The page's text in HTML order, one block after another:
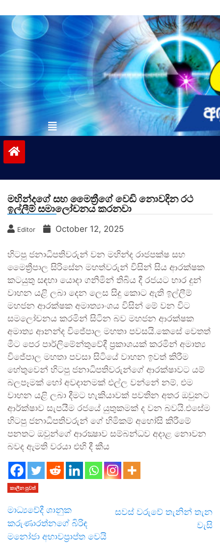
to
contentvinivida.lk
මහින්දගේ සහ මෛත්‍රීගේ වෙඩි නොවදින රථ
ඉල්ලීම් සමාලෝචනය කරනවා
Editor October 12, 2025
හිටපු ජනාධිපතිවරුන් වන මහින්ද රාජපක්ෂ සහ
මෛත්‍රීපාල සිරිසේන මහත්වරුන් විසින් සිය ආරක්ෂක
කටයුතු සඳහා යොදා ගනිමින් තිබිය දී රජයට භාර දුන්
වාහන යළි ලබා දෙන ලෙස සිදු කොට ඇති ඉල්ලීම්
මහජන ආරක්ෂක අමාත්‍යාංශය විසින් මේ වන විට
සමලෝචනය කරමින් සිටින බව මහජන ආරක්ෂක
අමාත්‍ය ආනන්ද විජේපාල මහතා පවසයි.කෙසේ වෙතත්
මීට පෙර පාර්ලිමේන්තුවේදී ප්‍රකාශයක් කරමින් අමාත්‍ය
විජේපාල මහතා පවසා සිටියේ වාහන ඉවත් කිරීම
හේතුවෙන් හිටපු ජනාධිපතිවරුන්ගේ ආරක්ෂාවට යම්
බලපෑමක් හෝ අවදානමක් එල්ල වන්නේ නම්, එම
වාහන යළි ලබා දීමට හැකියාවක් පවතින අතර ඔවුනට
ආර්ක්ෂාව සැපයීම රජයේ යුතුකමක් ද වන බවයි.එසේම
හිටපු ජනාධිපතිවරුන් ගේ හිමිකම් අහෝසි කිරීමේ
පනතට ඔවුන්ගේ ආරක්‍ෂාව සම්බන්ධව අදාළ නොවන
බවද ඇමති වරයා එහි දී කීය
කාලීන පුවත්
මාධ්‍යවේදී ශානුක
කරුණාරත්නගේ බිරිඳ
මනෝජා අභාවප්‍රාප්ත වෙයි
සවස් වරුවේ තැනින් තැන
වැසි